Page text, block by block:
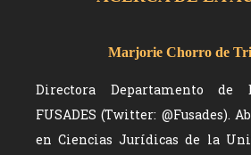
Marjorie Chorro de
Directora Departamento de
FUSADES (Twitter: @Fusades).
en Ciencias Jurídicas de la